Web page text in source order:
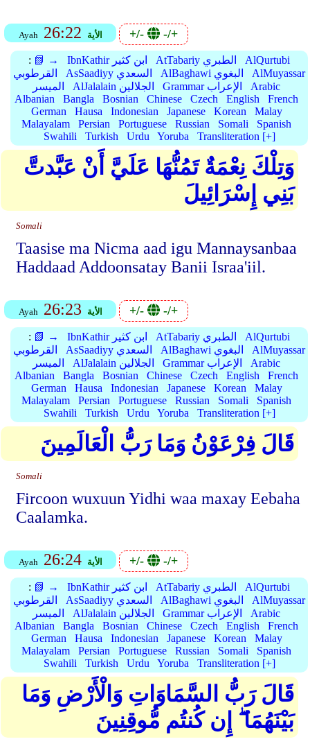
Ayah 26:22 الأية +/- -/+
: 📗 → IbnKathir ابن كثير AtTabariy الطبري
AlQurtubi
القرطوبي
AsSaadiyy السعدي AlBaghawi البغوي
AlMuyassar
الميسر
AlJalalain الجلالين Grammar الإعراب
Arabic
Albanian
Bangla Bosnian Chinese Czech English
French
German
Hausa Indonesian Japanese Korean
Malay
Malayalam
Persian Portuguese Russian Somali
Spanish
Swahili
Turkish Urdu Yoruba Transliteration [+]
وَتِلْكَ نِعْمَةٌ تَمُنُّهَا عَلَيَّ أَنْ عَبَّدتَّ
بَنِي إِسْرَائِيلَ
Somali
Taasise ma Nicma aad igu Mannaysanbaa
Haddaad Addoonsatay Banii Israa'iil.
Ayah 26:23 الأية +/- -/+
: 📗 → IbnKathir ابن كثير AtTabariy الطبري
AlQurtubi
القرطوبي
AsSaadiyy السعدي AlBaghawi البغوي
AlMuyassar
الميسر
AlJalalain الجلالين Grammar الإعراب
Arabic
Albanian
Bangla Bosnian Chinese Czech English
French
German
Hausa Indonesian Japanese Korean
Malay
Malayalam
Persian Portuguese Russian Somali
Spanish
Swahili
Turkish Urdu Yoruba Transliteration [+]
قَالَ فِرْعَوْنُ وَمَا رَبُّ الْعَالَمِينَ
Somali
Fircoon wuxuun Yidhi waa maxay Eebaha
Caalamka.
Ayah 26:24 الأية +/- -/+
: 📗 → IbnKathir ابن كثير AtTabariy الطبري
AlQurtubi
القرطوبي
AsSaadiyy السعدي AlBaghawi البغوي
AlMuyassar
الميسر
AlJalalain الجلالين Grammar الإعراب
Arabic
Albanian
Bangla Bosnian Chinese Czech English
French
German
Hausa Indonesian Japanese Korean
Malay
Malayalam
Persian Portuguese Russian Somali
Spanish
Swahili
Turkish Urdu Yoruba Transliteration [+]
قَالَ رَبُّ السَّمَاوَاتِ وَالْأَرْضِ وَمَا
بَيْنَهُمَا ۖ إِن كُنتُم مُّوقِنِينَ